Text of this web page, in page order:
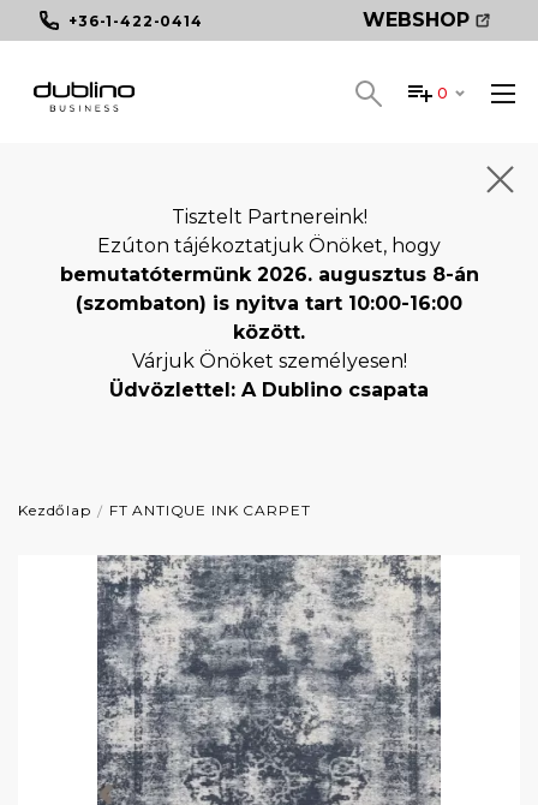
+36-1-422-0414 WEBSHOP
0
Tisztelt Partnereink!
Ezúton tájékoztatjuk Önöket, hogy
bemutatótermünk 2026. augusztus 8-án
(szombaton) is nyitva tart 10:00-16:00
között.
Várjuk Önöket személyesen!
Üdvözlettel: A Dublino csapata
Kezdőlap FT ANTIQUE INK CARPET